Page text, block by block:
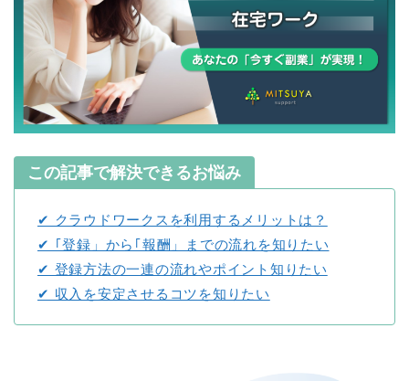
この記事で解決できるお悩み
✔ クラウドワークスを利用するメリットは？
✔ ｢登録」から｢報酬」までの流れを知りたい
✔ 登録方法の一連の流れやポイント知りたい
✔ 収入を安定させるコツを知りたい